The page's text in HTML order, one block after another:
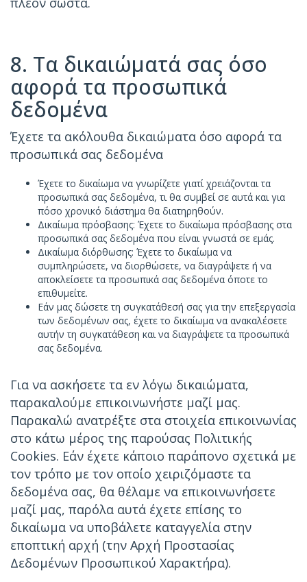
8. Τα δικαιώματά σας όσο
αφορά τα προσωπικά
δεδομένα
Έχετε τα ακόλουθα δικαιώματα όσο αφορά τα
προσωπικά σας δεδομένα
Έχετε το δικαίωμα να γνωρίζετε γιατί χρειάζονται τα
προσωπικά σας δεδομένα, τι θα συμβεί σε αυτά και για
πόσο χρονικό διάστημα θα διατηρηθούν.
Δικαίωμα πρόσβασης: Έχετε το δικαίωμα πρόσβασης στα
προσωπικά σας δεδομένα που είναι γνωστά σε εμάς.
Δικαίωμα διόρθωσης: Έχετε το δικαίωμα να
συμπληρώσετε, να διορθώσετε, να διαγράψετε ή να
αποκλείσετε τα προσωπικά σας δεδομένα όποτε το
επιθυμείτε.
Εάν μας δώσετε τη συγκατάθεσή σας για την επεξεργασία
των δεδομένων σας, έχετε το δικαίωμα να ανακαλέσετε
αυτήν τη συγκατάθεση και να διαγράψετε τα προσωπικά
σας δεδομένα.
Για να ασκήσετε τα εν λόγω δικαιώματα,
παρακαλούμε επικοινωνήστε μαζί μας.
Παρακαλώ ανατρέξτε στα στοιχεία επικοινωνίας
στο κάτω μέρος της παρούσας Πολιτικής
Cookies. Εάν έχετε κάποιο παράπονο σχετικά με
τον τρόπο με τον οποίο χειριζόμαστε τα
δεδομένα σας, θα θέλαμε να επικοινωνήσετε
μαζί μας, παρόλα αυτά έχετε επίσης το
δικαίωμα να υποβάλετε καταγγελία στην
εποπτική αρχή (την Αρχή Προστασίας
Δεδομένων Προσωπικού Χαρακτήρα).